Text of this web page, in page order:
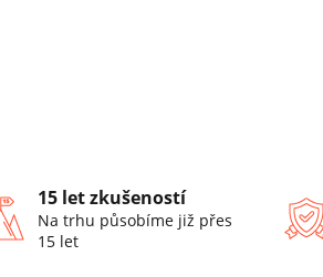
15 let zkušeností
Na trhu působíme již přes
15 let